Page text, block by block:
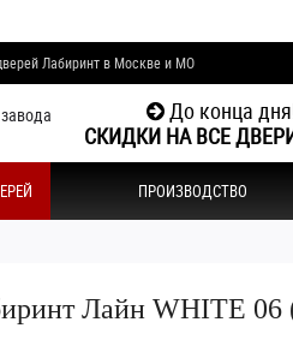
Лабиринт в Москве и МО
До конца
СКИДКИ НА ВСЕ
ПРОИЗВОДСТВО
Лайн WHITE